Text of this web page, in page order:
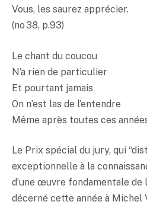
Vous, les saurez apprécier.
(no 38, p.93)
Le chant du coucou
N’a rien de particulier
Et pourtant jamais
On n’est las de l’entendre
Même après toutes ces
Le Prix spécial du jury, qui
exceptionnelle à la
d’une œuvre fondamentale de
décerné cette année à Michel